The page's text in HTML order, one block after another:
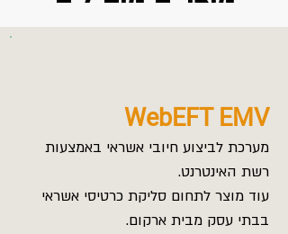
WebEFT EMV
מערכת לביצוע חיובי אשראי באמצעות
רשת האינטרנט.
עוד מוצר לתחום סליקת כרטיסי אשראי
בבתי עסק מבית ארקום.